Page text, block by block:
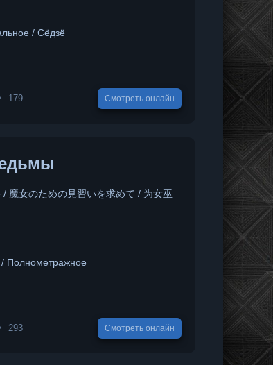
/ Сёдзё
179 Смотреть онлайн
魔女のための見習いを求めて / 为女巫
Полнометражное
293 Смотреть онлайн